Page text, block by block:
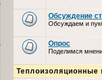
Обсуждение
Обсуждаем и
Опрос
Поделимся
Теплоизоляционные